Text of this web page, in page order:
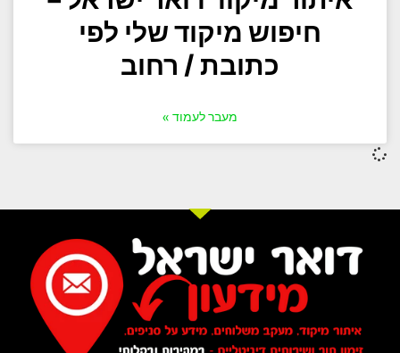
חיפוש מיקוד שלי לפי
כתובת / רחוב
מעבר לעמוד »